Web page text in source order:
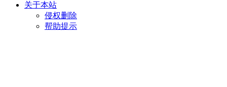
关于本站
侵权删除
帮助提示